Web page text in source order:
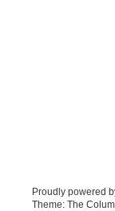
Proudly powered
Theme: The